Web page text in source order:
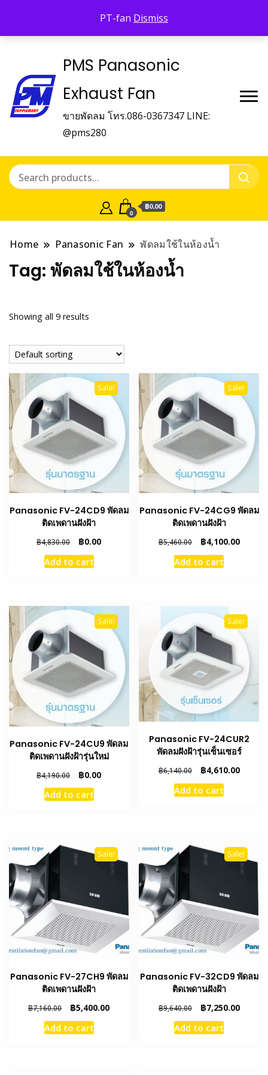
PT-fan Dismiss
PMS Panasonic
Exhaust Fan
ขายพัดลม โทร.086-0367347 LINE:
@pms280
0
฿0.00
Home Panasonic Fan พัดลมใช้ในห้องน้ำ
Tag: พัดลมใช้ในห้องน้ำ
Showing all 9 results
Sale!
Panasonic FV-24CD9 พัดลม
ติดเพดานฝังฝ้า
฿4,830.00
Original
price
was:
฿0.00Current
Add to cart
Sale!
Panasonic FV-24CG9 พัดลม
ติดเพดานฝังฝ้า
฿5,460.00
Original
price
was:
฿4,100.00Current
Add to cart
Sale!
Panasonic FV-24CU9 พัดลม
ติดเพดานฝังฝ้ารุ่นใหม่
฿4,190.00
Original
price
was:
฿0.00Current
Add to cart
Sale!
Panasonic FV-24CUR2
พัดลมฝังฝ้ารุ่นเซ็นเซอร์
฿6,140.00
Original
price
was:
฿4,610.00Current
Add to cart
Sale!
Panasonic FV-27CH9 พัดลม
ติดเพดานฝังฝ้า
฿7,160.00
Original
price
was:
฿5,400.00Current
Add to cart
Sale!
Panasonic FV-32CD9 พัดลม
ติดเพดานฝังฝ้า
฿9,640.00
Original
price
was:
฿7,250.00Current
Add to cart